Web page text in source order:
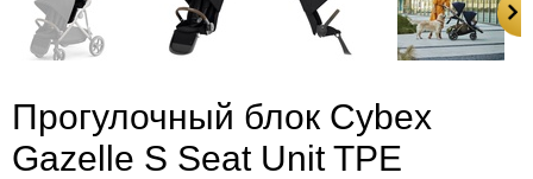
Прогулочный блок Cybex
Gazelle S Seat Unit TPE